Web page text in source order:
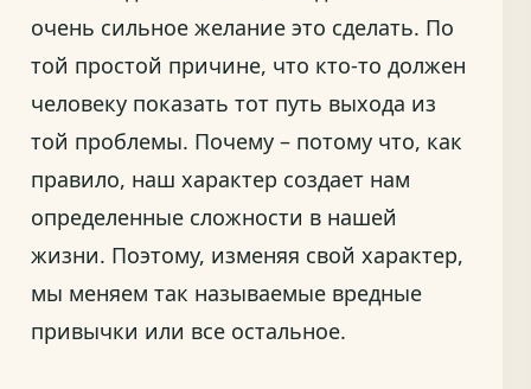
очень сильное желание это сделать. По
той простой причине, что кто-то должен
человеку показать тот путь выхода из
той проблемы. Почему – потому что, как
правило, наш характер создает нам
определенные сложности в нашей
жизни. Поэтому, изменяя свой характер,
мы меняем так называемые вредные
привычки или все остальное.